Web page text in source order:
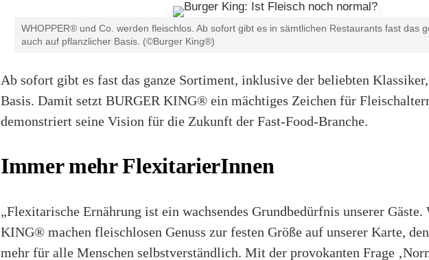
WHOPPER® und Co. werden fleischlos. Ab sofort gibt es in sämtlichen Restaurants fast das
auch auf pflanzlicher Basis. (©Burger King®)
Ab sofort gibt es fast das ganze Sortiment, inklusive der beliebten
Basis. Damit setzt BURGER KING® ein mächtiges Zeichen für
demonstriert seine Vision für die Zukunft der Fast-Food-Branche.
Immer mehr FlexitarierInnen
„Flexitarische Ernährung ist ein wachsendes Grundbedürfnis unserer
KING® machen fleischlosen Genuss zur festen Größe auf unserer Karte,
mehr für alle Menschen selbstverständlich. Mit der provokanten Frage